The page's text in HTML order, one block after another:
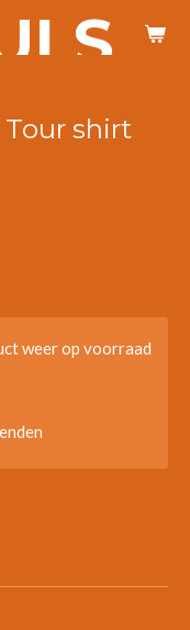
shirt
weer op voorraad